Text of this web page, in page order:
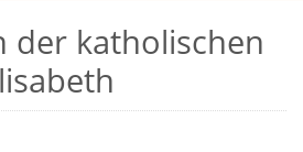
der katholischen